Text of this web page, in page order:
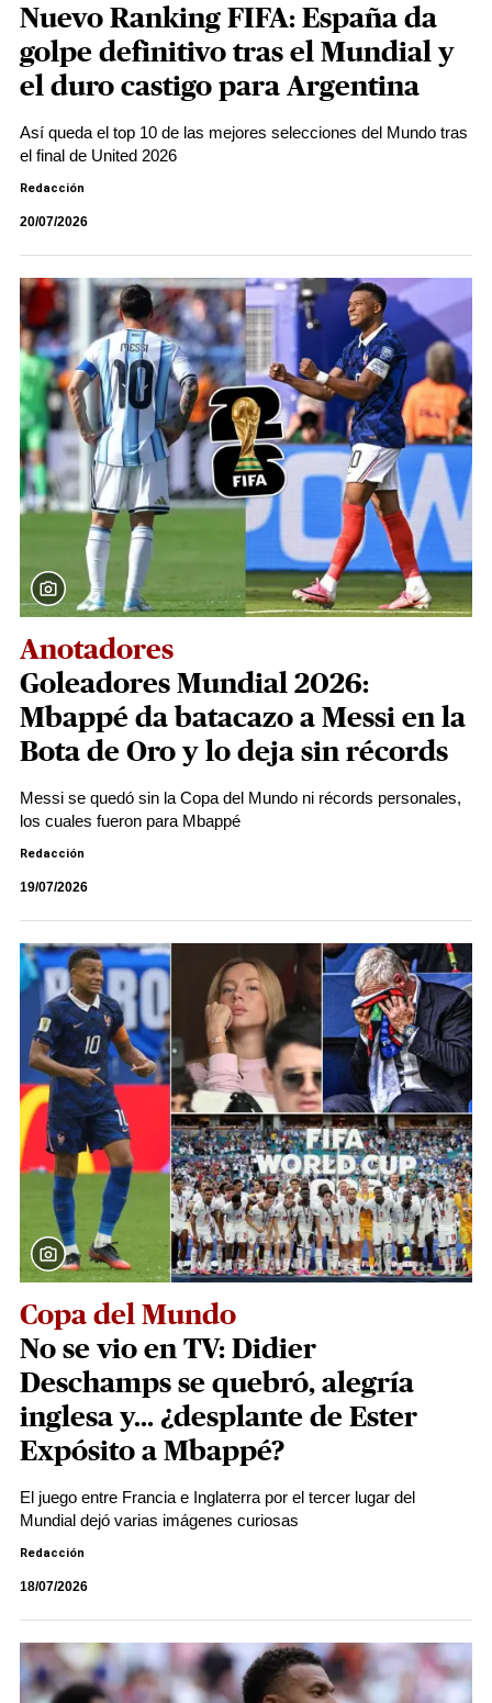
Nuevo Ranking FIFA: España da
golpe definitivo tras el Mundial y
el duro castigo para Argentina
Así queda el top 10 de las mejores selecciones del Mundo tras
el final de United 2026
Redacción
20/07/2026
Anotadores
Goleadores Mundial 2026:
Mbappé da batacazo a Messi en la
Bota de Oro y lo deja sin récords
Messi se quedó sin la Copa del Mundo ni récords personales,
los cuales fueron para Mbappé
Redacción
19/07/2026
Copa del Mundo
No se vio en TV: Didier
Deschamps se quebró, alegría
inglesa y... ¿desplante de Ester
Expósito a Mbappé?
El juego entre Francia e Inglaterra por el tercer lugar del
Mundial dejó varias imágenes curiosas
Redacción
18/07/2026